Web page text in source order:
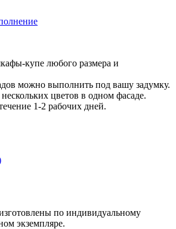
купе любого размера и
можно выполнить под вашу задумку.
цветов в одном фасаде.
1-2 рабочих дней.
по индивидуальному
экземпляре.